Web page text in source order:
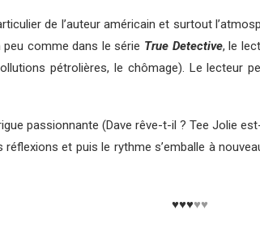
de l’auteur américain et surtout
peu comme dans le série True Detective, le
pétrolières, le chômage). Le lecteur
passionnante (Dave rêve-t-il ? Tee Jolie
et puis le rythme s’emballe à
♥♥♥♥♥